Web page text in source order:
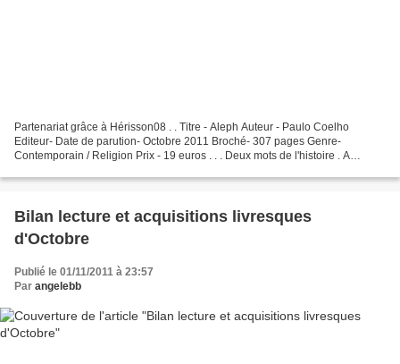
Partenariat grâce à Hérisson08 . . Titre - Aleph Auteur - Paulo Coelho
Editeur- Date de parution- Octobre 2011 Broché- 307 pages Genre-
Contemporain / Religion Prix - 19 euros . . . Deux mots de l'histoire . A
Bilan lecture et acquisitions livresques
d'Octobre
Publié le 01/11/2011 à 23:57
Par angelebb